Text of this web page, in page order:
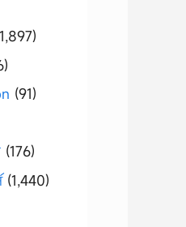
(91)
(176)
(1,440)